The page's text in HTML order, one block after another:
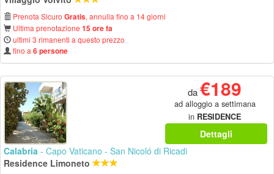
Prenota Sicuro Gratis, annulla fino a 14 giorni
Ultima prenotazione 15 ore fa
ultimi 3 rimanenti a questo prezzo
fino a 6 persone
da€189
ad alloggio a settimana
in RESIDENCE
Dettagli
Calabria - Capo Vaticano - San Nicoló di Ricadi
Residence Limoneto